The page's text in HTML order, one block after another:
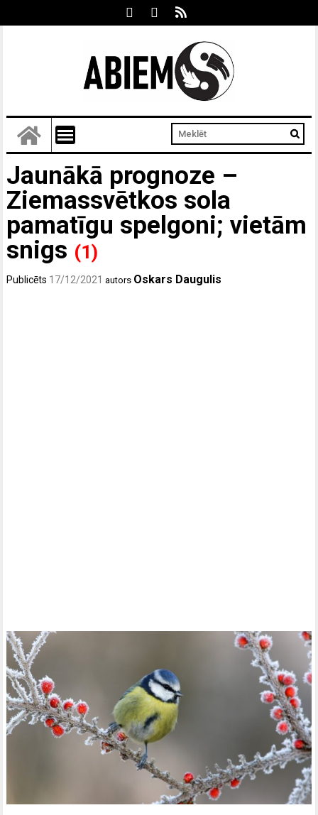
Jaunākā prognoze –
Ziemassvētkos sola
pamatīgu spelgoni; vietām
snigs (1)
Publicēts 17/12/2021 autors Oskars Daugulis